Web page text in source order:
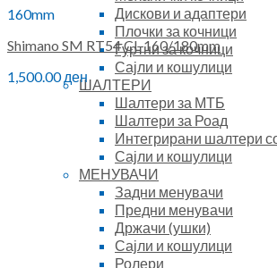
Дискови и адаптери
Плочки за кочници
Гуртни за кочници
Сајли и кошулици
ШАЛТЕРИ
Шалтери за МТБ
Шалтери за Роад
Интегрирани шалтери
Сајли и кошулици
МЕНУВАЧИ
Задни менувачи
Предни менувачи
Држачи (ушки)
Сајли и кошулици
Ролери
160mm
Shimano SM RT54 CL 160/180mm
1,500.00ден